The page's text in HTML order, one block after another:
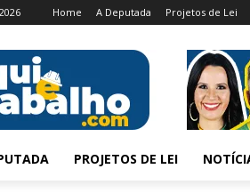
Home A Deputada Projetos de Lei
PROJETOS DE LEI